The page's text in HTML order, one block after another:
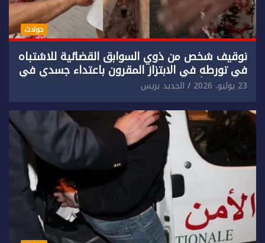
حوادث
توقيف شخص من ذوي السوابق القضائية للاشتباه
في تورطه في الابتزاز المقرون باعتداء جسدي في
حق سائح أجنبي.
23 يوليو، 2026 الجديد بريس